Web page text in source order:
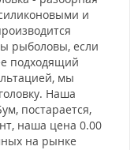
и
рыболовы, если
подходящий
мы
Наша
постарается,
наша цена 0.00
на рынке